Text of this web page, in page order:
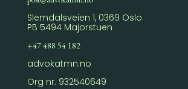
Slemdalsveien 1, 0369 Oslo
PB 5494 Majorstuen
+47 488 54 182
advokatmn.no
Org nr. 932540649